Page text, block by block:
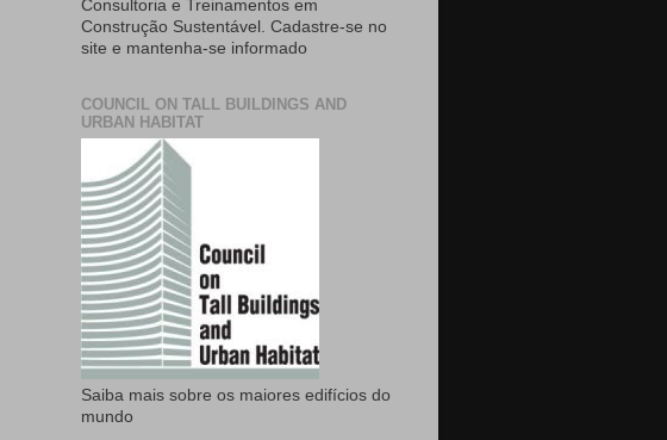
Consultoria e Treinamentos em
Construção Sustentável. Cadastre-se no
site e mantenha-se informado
COUNCIL ON TALL BUILDINGS AND
URBAN HABITAT
Saiba mais sobre os maiores edifícios do
mundo